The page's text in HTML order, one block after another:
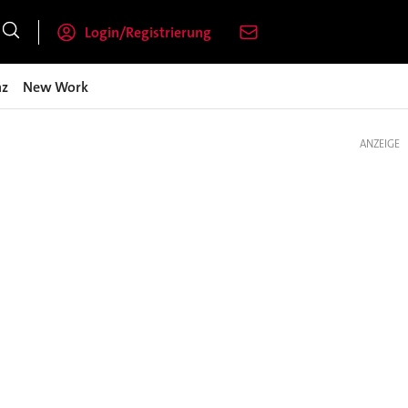
Login/Registrierung
New Work
ANZEIGE